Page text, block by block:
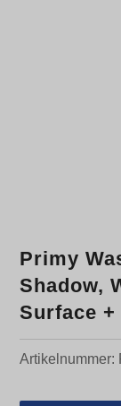
Primy
Shadow,
Surface
Artikelnummer: